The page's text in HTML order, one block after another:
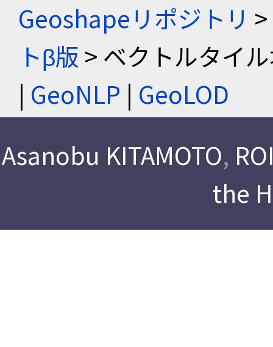
Geoshapeリポジトリ >
トβ版 > ベクトルタイ
| GeoNLP | GeoLOD
Asanobu KITAMOTO,
the